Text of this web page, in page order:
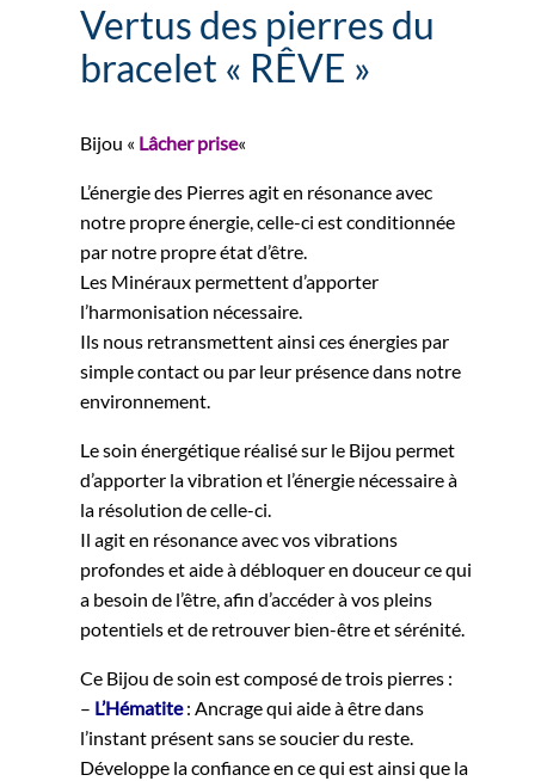
Vertus des pierres du
bracelet « RÊVE »
Bijou « Lâcher prise«
L’énergie des Pierres agit en résonance avec
notre propre énergie, celle-ci est conditionnée
par notre propre état d’être.
Les Minéraux permettent d’apporter
l’harmonisation nécessaire.
Ils nous retransmettent ainsi ces énergies par
simple contact ou par leur présence dans notre
environnement.
Le soin énergétique réalisé sur le Bijou permet
d’apporter la vibration et l’énergie nécessaire à
la résolution de celle-ci.
Il agit en résonance avec vos vibrations
profondes et aide à débloquer en douceur ce qui
a besoin de l’être, afin d’accéder à vos pleins
potentiels et de retrouver bien-être et sérénité.
Ce Bijou de soin est composé de trois pierres :
– L’Hématite: Ancrage qui aide à être dans
l’instant présent sans se soucier du reste.
Développe la confiance en ce qui est ainsi que la